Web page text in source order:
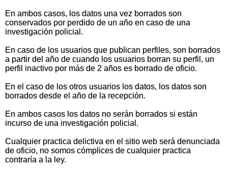
En ambos casos, los datos una vez borrados son
conservados por perdido de un año en caso de una
investigación policial.
En caso de los usuarios que publican perfiles, son borrados
a partir del año de cuando los usuarios borran su perfil, un
perfil inactivo por más de 2 años es borrado de oficio.
En el caso de los otros usuarios los datos, los datos son
borrados desde el año de la recepción.
En ambos casos los datos no serán borrados si están
incurso de una investigación policial.
Cualquier practica delictiva en el sitio web será denunciada
de oficio, no somos cómplices de cualquier practica
contraría a la ley.